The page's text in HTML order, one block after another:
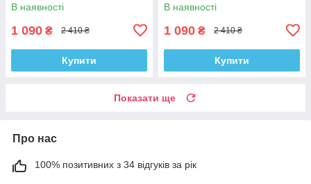
В наявності
1 090 ₴ 2 410 ₴
Купити
В наявності
1 090 ₴ 2 410 ₴
Купити
Показати ще
Про нас
100% позитивних з 34 відгуків за рік